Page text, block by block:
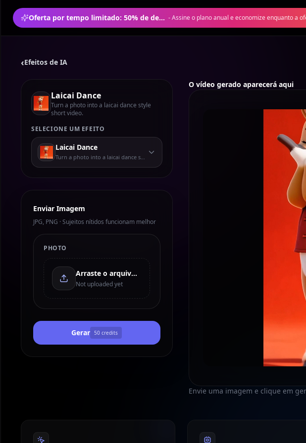
Oferta por tempo limitado: 50% de desconto no plano anual -Assine o plano anual e economize enquanto a
‹Efeitos de IA
Laicai Dance
Turn a photo into a laicai dance style
short video.
SELECIONE UM EFEITO
Laicai Dance
Turn a photo into a laicai dance style short video.
Enviar Imagem
JPG, PNG · Sujeitos nítidos funcionam melhor
PHOTO
Arraste o arquivo aqui ou clique para enviar
Not uploaded yet
Gerar 50 credits
O vídeo gerado aparecerá aqui
Envie uma imagem e clique em